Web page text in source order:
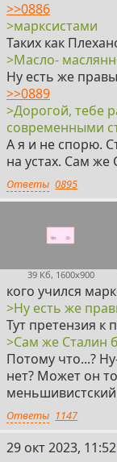
>>0886
>марксистами
Таких как
>Масло-
Ну есть же
>>0889
>Дорогой, тебе
современными
А я и не спорю.
на устах. Сам
Ответы 0895
39 Кб, 1600x900
кого учился
>Ну есть же
Тут претензия к
>Сам же Сталин
Потому что...?
нет? Может он
Ответы 1147
14
29 окт 2023, 11:52